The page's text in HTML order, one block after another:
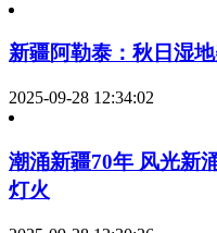
新疆阿勒泰：秋日湿
2025-09-28 12:34:02
潮涌新疆70年 风光新
灯火